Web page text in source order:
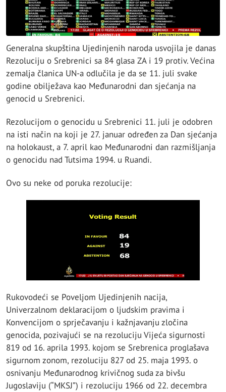
Generalna skupština Ujedinjenih naroda usvojila je danas
Rezoluciju o Srebrenici sa 84 glasa ZA i 19 protiv. Većina
zemalja članica UN-a odlučila je da se 11. juli svake
godine obilježava kao Međunarodni dan sjećanja na
genocid u Srebrenici.
Rezolucijom o genocidu u Srebrenici 11. juli je odobren
na isti način na koji je 27. januar određen za Dan sjećanja
na holokaust, a 7. april kao Međunarodni dan razmišljanja
o genocidu nad Tutsima 1994. u Ruandi.
Ovo su neke od poruka rezolucije:
Rukovodeći se Poveljom Ujedinjenih nacija,
Univerzalnom deklaracijom o ljudskim pravima i
Konvencijom o sprječavanju i kažnjavanju zločina
genocida, pozivajući se na rezoluciju Vijeća sigurnosti
819 od 16. aprila 1993. kojom se Srebrenica proglašava
sigurnom zonom, rezoluciju 827 od 25. maja 1993. o
osnivanju Međunarodnog krivičnog suda za bivšu
Jugoslaviju (“MKSJ”) i rezoluciju 1966 od 22. decembra